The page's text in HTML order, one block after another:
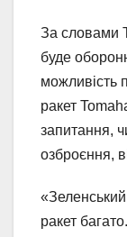
За словами
буде
можливість
ракет
запитання,
озброєння,
ракет